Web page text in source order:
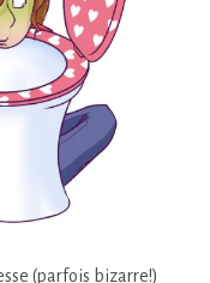
(parfois bizarre!)